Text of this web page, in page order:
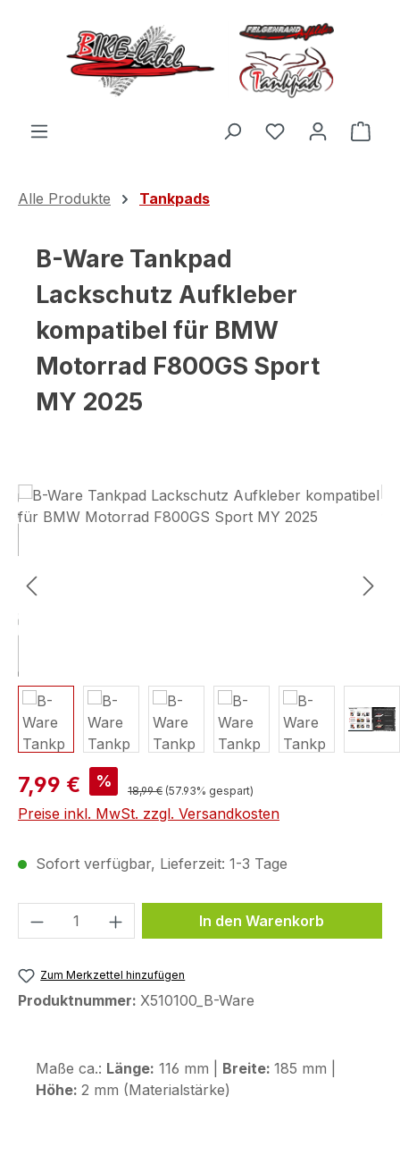
Zum Hauptinhalt springen
Du hast 0
Alle Produkte Tankpads
B-Ware Tankpad
Lackschutz Aufkleber
kompatibel für BMW
Motorrad F800GS Sport
MY 2025
Bildergalerie überspringen
7,99 € %
18,99 € (57.93% gespart)
Preise inkl. MwSt. zzgl. Versandkosten
Sofort verfügbar, Lieferzeit: 1-3 Tage
Produkt Anzahl: Gib denIn den Warenkorb
Zum Merkzettel hinzufügen
Produktnummer: X510100_B-Ware
Maße ca.: Länge: 116 mm | Breite: 185 mm |
Höhe: 2 mm (Materialstärke)